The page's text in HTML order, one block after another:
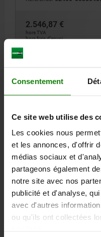
Consentement
Ce site web utilise des
Les cookies nous
et les annonces, d'offrir
médias sociaux et
partageons également
notre site avec nos
publicité et d'analyse,
avec d'autres
ou qu'ils ont collectées
2.546,87 €
hors TVA
hors frais d’envoi
STABILISATEUR DE
TAILLE=50 L MIN.=450 L
02400-50450650
2.801,56 €
hors TVA